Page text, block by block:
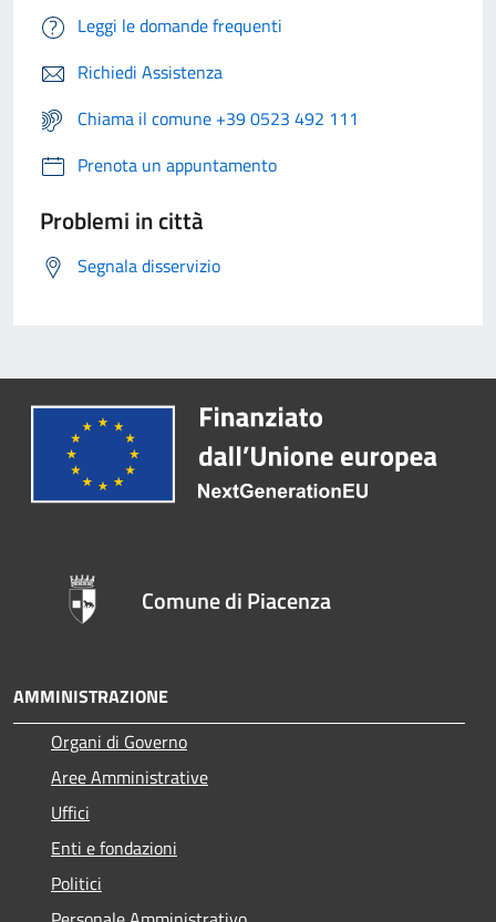
Leggi le domande frequenti
Richiedi Assistenza
Chiama il comune +39 0523 492 111
Prenota un appuntamento
Problemi in città
Segnala disservizio
Comune di Piacenza
AMMINISTRAZIONE
Organi di Governo
Aree Amministrative
Uffici
Enti e fondazioni
Politici